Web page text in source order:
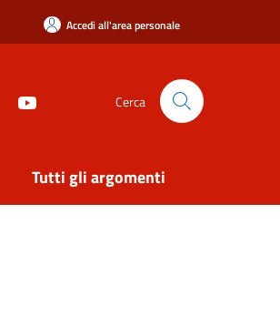
Accedi all'area personale
Cerca
Tutti gli argomenti